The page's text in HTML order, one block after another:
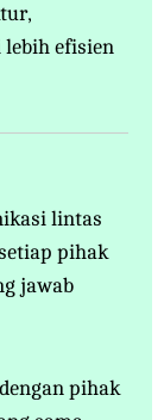
lebih efisien
lintas
pihak
jawab
pihak